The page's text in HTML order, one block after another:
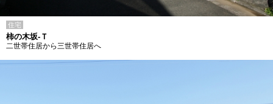
住宅
柿の木坂-Ｔ
二世帯住居から三世帯住居へ